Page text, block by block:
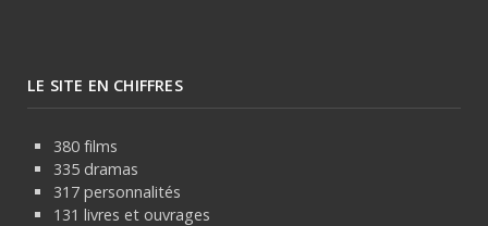
LE SITE EN CHIFFRES
380 films
335 dramas
317 personnalités
131 livres et ouvrages